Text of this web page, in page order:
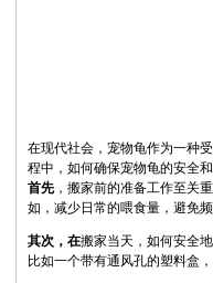
在现代社会，宠物龟作为一种
程中，如何确保宠物龟的安全
首先 ，搬家前的准备工作至关
如，减少日常的喂食量，避免
其次，在搬家当天，如何安全
比如一个带有通风孔的塑料盒